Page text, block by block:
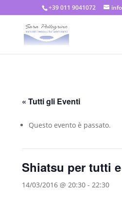
+39 011 9041072
« Tutti gli Eventi
Questo evento è passato.
Shiatsu per tutti
14/03/2016 @ 20:30- 22:30